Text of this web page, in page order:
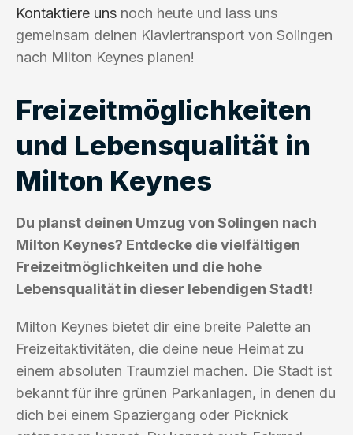
Kontaktiere uns noch heute und lass uns
gemeinsam deinen Klaviertransport von Solingen
nach Milton Keynes planen!
Freizeitmöglichkeiten
und Lebensqualität in
Milton Keynes
Du planst deinen Umzug von Solingen nach
Milton Keynes? Entdecke die vielfältigen
Freizeitmöglichkeiten und die hohe
Lebensqualität in dieser lebendigen Stadt!
Milton Keynes bietet dir eine breite Palette an
Freizeitaktivitäten, die deine neue Heimat zu
einem absoluten Traumziel machen. Die Stadt ist
bekannt für ihre grünen Parkanlagen, in denen du
dich bei einem Spaziergang oder Picknick